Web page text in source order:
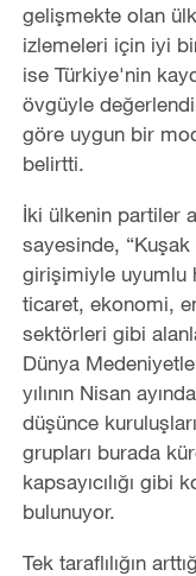
gelişmekte olan
izlemeleri için iyi
ise Türkiye'nin
övgüyle
göre uygun bir
belirtti.
İki ülkenin partiler
sayesinde,
girişimiyle uyumlu
ticaret, ekonomi,
sektörleri gibi
Dünya
yılının Nisan
düşünce
grupları burada
kapsayıcılığı gibi
bulunuyor.
Tek taraflılığın